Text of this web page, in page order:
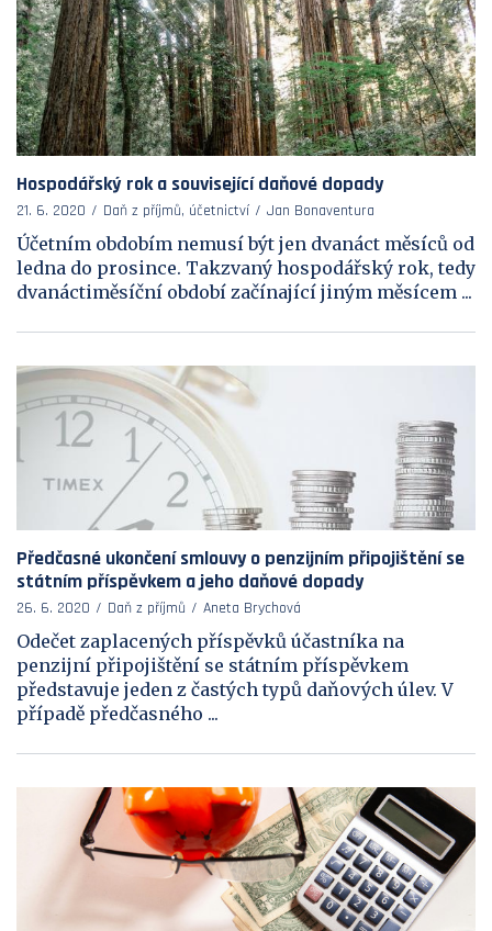
Hospodářský rok a související daňové dopady
21. 6. 2020 Daň z příjmů, účetnictví Jan Bonaventura
Účetním obdobím nemusí být jen dvanáct měsíců od
ledna do prosince. Takzvaný hospodářský rok, tedy
dvanáctiměsíční období začínající jiným měsícem ...
Předčasné ukončení smlouvy o penzijním připojištění se
státním příspěvkem a jeho daňové dopady
26. 6. 2020 Daň z příjmů Aneta Brychová
Odečet zaplacených příspěvků účastníka na
penzijní připojištění se státním příspěvkem
představuje jeden z častých typů daňových úlev. V
případě předčasného ...